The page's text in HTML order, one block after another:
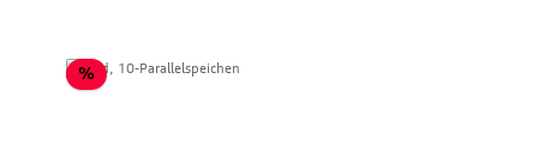
%Rabatt